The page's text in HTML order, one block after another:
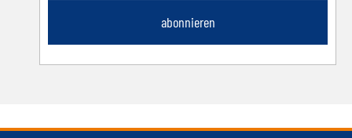
abonnieren